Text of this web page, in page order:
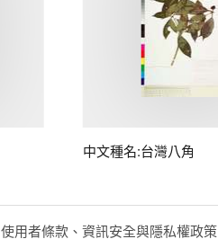
中文種名:台灣八角
使用者條款、資訊安全與隱私權政策